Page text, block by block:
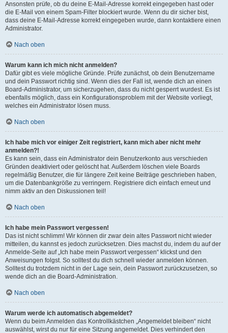
Ansonsten prüfe, ob du deine E-Mail-Adresse korrekt eingegeben hast oder
die E-Mail von einem Spam-Filter blockiert wurde. Wenn du dir sicher bist,
dass deine E-Mail-Adresse korrekt eingegeben wurde, dann kontaktiere einen
Administrator.
Nach oben
Warum kann ich mich nicht anmelden?
Dafür gibt es viele mögliche Gründe. Prüfe zunächst, ob dein Benutzername
und dein Passwort richtig sind. Wenn dies der Fall ist, wende dich an einen
Board-Administrator, um sicherzugehen, dass du nicht gesperrt wurdest. Es ist
ebenfalls möglich, dass ein Konfigurationsproblem mit der Website vorliegt,
welches ein Administrator lösen muss.
Nach oben
Ich habe mich vor einiger Zeit registriert, kann mich aber nicht mehr
anmelden?!
Es kann sein, dass ein Administrator dein Benutzerkonto aus verschieden
Gründen deaktiviert oder gelöscht hat. Außerdem löschen viele Boards
regelmäßig Benutzer, die für längere Zeit keine Beiträge geschrieben haben,
um die Datenbankgröße zu verringern. Registriere dich einfach erneut und
nimm aktiv an den Diskussionen teil!
Nach oben
Ich habe mein Passwort vergessen!
Das ist nicht schlimm! Wir können dir zwar dein altes Passwort nicht wieder
mitteilen, du kannst es jedoch zurücksetzen. Dies machst du, indem du auf der
Anmelde-Seite auf „Ich habe mein Passwort vergessen“ klickst und den
Anweisungen folgst. So solltest du dich schnell wieder anmelden können.
Solltest du trotzdem nicht in der Lage sein, dein Passwort zurückzusetzen, so
wende dich an die Board-Administration.
Nach oben
Warum werde ich automatisch abgemeldet?
Wenn du beim Anmelden das Kontrollkästchen „Angemeldet bleiben“ nicht
auswählst, wirst du nur für eine Sitzung angemeldet. Dies verhindert den